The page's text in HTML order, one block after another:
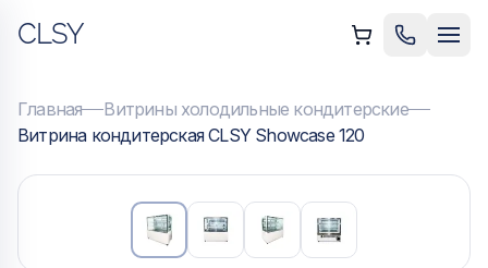
CLSY Позвонить
меню
Главная
Витрины холодильные кондитерские
Витрина кондитерская CLSY Showcase 120